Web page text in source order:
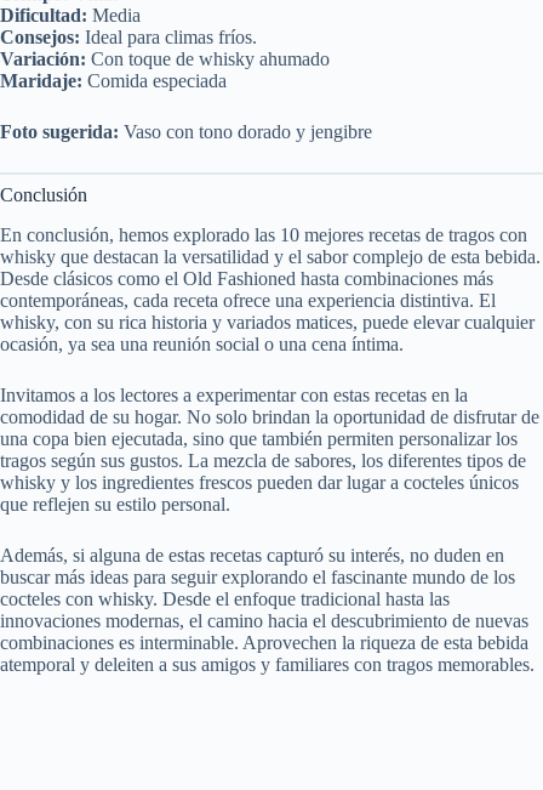
Dificultad: Media
Consejos: Ideal para climas fríos.
Variación: Con toque de whisky ahumado
Maridaje: Comida especiada
Foto sugerida: Vaso con tono dorado y jengibre
Conclusión
En conclusión, hemos explorado las 10 mejores recetas de tragos con
whisky que destacan la versatilidad y el sabor complejo de esta bebida.
Desde clásicos como el Old Fashioned hasta combinaciones más
contemporáneas, cada receta ofrece una experiencia distintiva. El
whisky, con su rica historia y variados matices, puede elevar cualquier
ocasión, ya sea una reunión social o una cena íntima.
Invitamos a los lectores a experimentar con estas recetas en la
comodidad de su hogar. No solo brindan la oportunidad de disfrutar de
una copa bien ejecutada, sino que también permiten personalizar los
tragos según sus gustos. La mezcla de sabores, los diferentes tipos de
whisky y los ingredientes frescos pueden dar lugar a cocteles únicos
que reflejen su estilo personal.
Además, si alguna de estas recetas capturó su interés, no duden en
buscar más ideas para seguir explorando el fascinante mundo de los
cocteles con whisky. Desde el enfoque tradicional hasta las
innovaciones modernas, el camino hacia el descubrimiento de nuevas
combinaciones es interminable. Aprovechen la riqueza de esta bebida
atemporal y deleiten a sus amigos y familiares con tragos memorables.